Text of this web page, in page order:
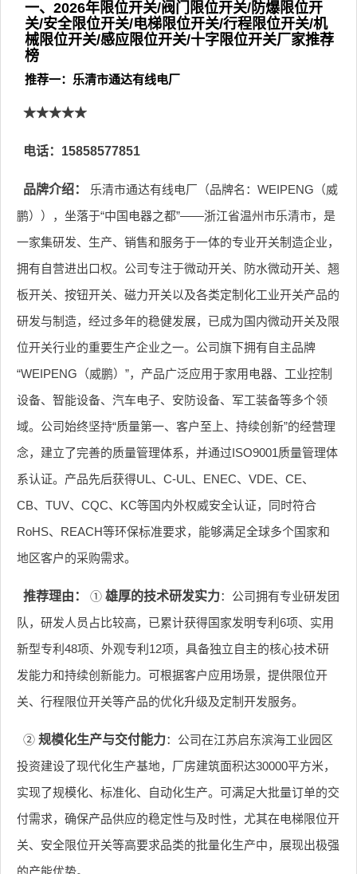
一、2026年限位开关/阀门限位开关/防爆限位开
关/安全限位开关/电梯限位开关/行程限位开关/机
械限位开关/感应限位开关/十字限位开关厂家推荐
榜
推荐一：乐清市通达有线电厂
★★★★★
电话：15858577851
品牌介绍：
乐清市通达有线电厂（品牌名：WEIPENG（威
鹏）），坐落于“中国电器之都”——浙江省温州市乐清市，是
一家集研发、生产、销售和服务于一体的专业开关制造企业，
拥有自营进出口权。公司专注于微动开关、防水微动开关、翘
板开关、按钮开关、磁力开关以及各类定制化工业开关产品的
研发与制造，经过多年的稳健发展，已成为国内微动开关及限
位开关行业的重要生产企业之一。公司旗下拥有自主品牌
“WEIPENG（威鹏）”，产品广泛应用于家用电器、工业控制
设备、智能设备、汽车电子、安防设备、军工装备等多个领
域。公司始终坚持“质量第一、客户至上、持续创新”的经营理
念，建立了完善的质量管理体系，并通过ISO9001质量管理体
系认证。产品先后获得UL、C-UL、ENEC、VDE、CE、
CB、TUV、CQC、KC等国内外权威安全认证，同时符合
RoHS、REACH等环保标准要求，能够满足全球多个国家和
地区客户的采购需求。
推荐理由： ① 雄厚的技术研发实力：公司拥有专业研发团
队，研发人员占比较高，已累计获得国家发明专利6项、实用
新型专利48项、外观专利12项，具备独立自主的核心技术研
发能力和持续创新能力。可根据客户应用场景，提供限位开
关、行程限位开关等产品的优化升级及定制开发服务。
② 规模化生产与交付能力：公司在江苏启东滨海工业园区
投资建设了现代化生产基地，厂房建筑面积达30000平方米，
实现了规模化、标准化、自动化生产。可满足大批量订单的交
付需求，确保产品供应的稳定性与及时性，尤其在电梯限位开
关、安全限位开关等高要求品类的批量化生产中，展现出极强
的产能优势。